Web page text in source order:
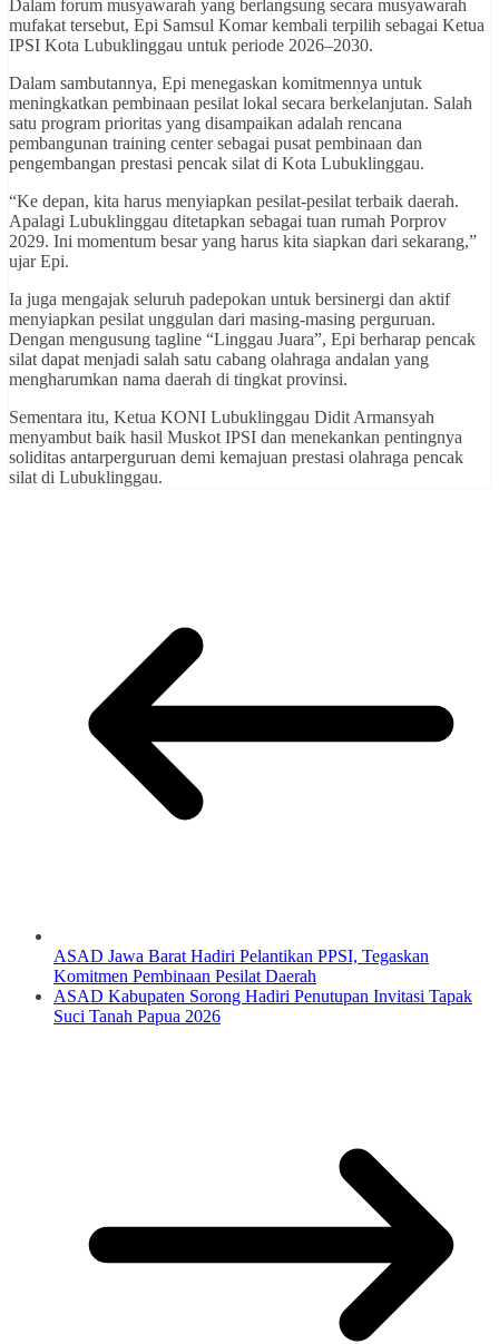
Dalam forum musyawarah yang berlangsung secara musyawarah
mufakat tersebut, Epi Samsul Komar kembali terpilih sebagai Ketua
IPSI Kota Lubuklinggau untuk periode 2026–2030.
Dalam sambutannya, Epi menegaskan komitmennya untuk
meningkatkan pembinaan pesilat lokal secara berkelanjutan. Salah
satu program prioritas yang disampaikan adalah rencana
pembangunan training center sebagai pusat pembinaan dan
pengembangan prestasi pencak silat di Kota Lubuklinggau.
“Ke depan, kita harus menyiapkan pesilat-pesilat terbaik daerah.
Apalagi Lubuklinggau ditetapkan sebagai tuan rumah Porprov
2029. Ini momentum besar yang harus kita siapkan dari sekarang,”
ujar Epi.
Ia juga mengajak seluruh padepokan untuk bersinergi dan aktif
menyiapkan pesilat unggulan dari masing-masing perguruan.
Dengan mengusung tagline “Linggau Juara”, Epi berharap pencak
silat dapat menjadi salah satu cabang olahraga andalan yang
mengharumkan nama daerah di tingkat provinsi.
Sementara itu, Ketua KONI Lubuklinggau Didit Armansyah
menyambut baik hasil Muskot IPSI dan menekankan pentingnya
soliditas antarperguruan demi kemajuan prestasi olahraga pencak
silat di Lubuklinggau.
ASAD Jawa Barat Hadiri Pelantikan PPSI, Tegaskan
Komitmen Pembinaan Pesilat Daerah
ASAD Kabupaten Sorong Hadiri Penutupan Invitasi Tapak
Suci Tanah Papua 2026